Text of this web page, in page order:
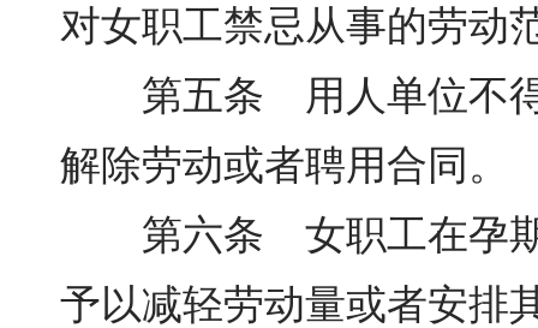
对女职工禁忌从事的劳动
第五条 用人单位不得
解除劳动或者聘用合同。
第六条 女职工在孕期
予以减轻劳动量或者安排